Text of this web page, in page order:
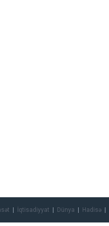
İqtisadiyyat Dünya Hadisə